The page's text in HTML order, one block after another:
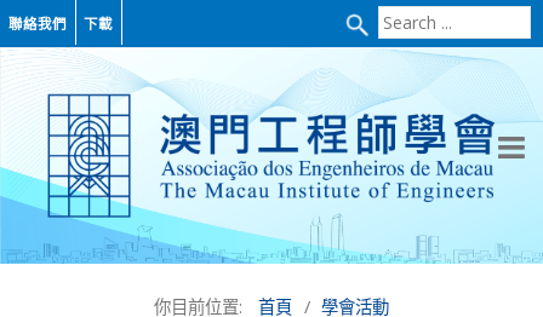
聯絡我們 下載
Search
...
你目前位置: 首頁
學會活動